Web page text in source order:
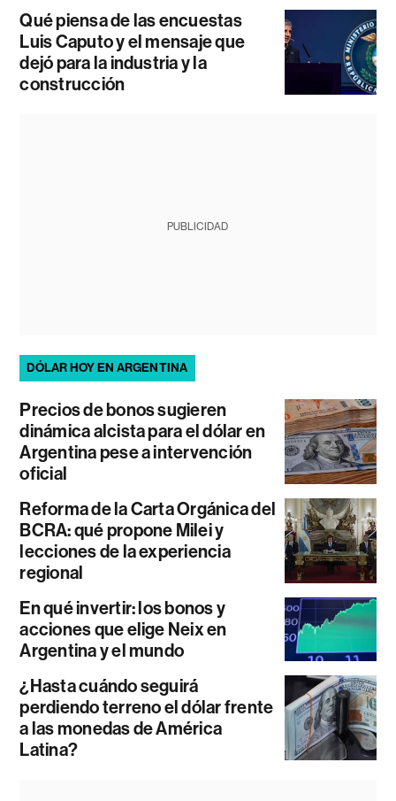
Qué piensa de las encuestas
Luis Caputo y el mensaje que
dejó para la industria y la
construcción
PUBLICIDAD
DÓLAR HOY EN ARGENTINA
Precios de bonos sugieren
dinámica alcista para el dólar en
Argentina pese a intervención
oficial
Reforma de la Carta Orgánica del
BCRA: qué propone Milei y
lecciones de la experiencia
regional
En qué invertir: los bonos y
acciones que elige Neix en
Argentina y el mundo
¿Hasta cuándo seguirá
perdiendo terreno el dólar frente
a las monedas de América
Latina?